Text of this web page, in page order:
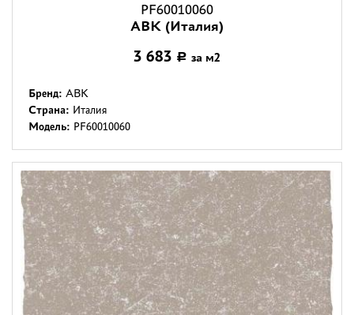
PF60010060
ABK (Италия)
3 683 Р за м2
Бренд: ABK
Страна: Италия
Модель: PF60010060